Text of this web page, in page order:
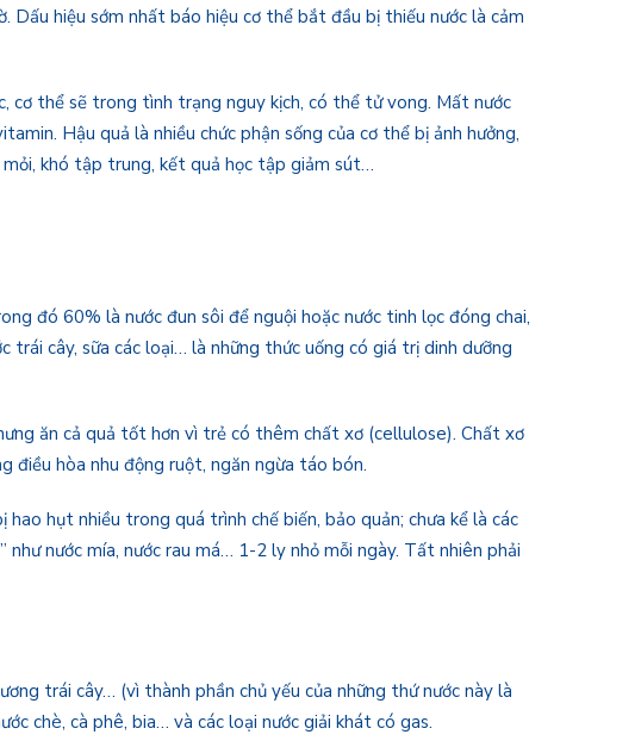
hiệu sớm nhất báo hiệu cơ thể bắt đầu bị thiếu nước là cảm
cơ thể sẽ trong tình trạng nguy kịch, có thể tử vong. Mất nước
Hậu quả là nhiều chức phận sống của cơ thể bị ảnh hưởng,
khó tập trung, kết quả học tập giảm sút…
đó 60% là nước đun sôi để nguội hoặc nước tinh lọc đóng chai,
trái cây, sữa các loại… là những thức uống có giá trị dinh dưỡng
ăn cả quả tốt hơn vì trẻ có thêm chất xơ (cellulose). Chất xơ
điều hòa nhu động ruột, ngăn ngừa táo bón.
hụt nhiều trong quá trình chế biến, bảo quản; chưa kể là các
nước mía, nước rau má… 1-2 ly nhỏ mỗi ngày. Tất nhiên phải
trái cây… (vì thành phần chủ yếu của những thứ nước này là
chè, cà phê, bia… và các loại nước giải khát có gas.